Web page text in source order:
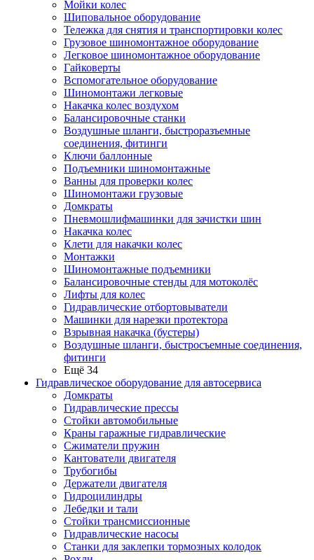
Мойки колес
Шиповальное оборудование
Тележка для снятия и транспортировки колес
Грузовое шиномонтажное оборудование
Легковое шиномонтажное оборудование
Гайковерты
Вспомогательное оборудование
Шиномонтажи легковые
Накачка колес воздухом
Балансировочные станки
Воздушные шланги, быстроразъемные
соединения, фитинги
Ключи баллонные
Подъемники шиномонтажные
Ванны для проверки колес
Шиномонтажи грузовые
Домкраты
Пневмошлифмашинки для зачистки шин
Накачка колес
Клети для накачки колес
Монтажки
Шиномонтажные подъемники
Балансировочные стенды для мотоколёс
Лифты для колес
Гидравлические отбортовыватели
Машинки для нарезки протектора
Взрывная накачка (бустеры)
Воздушные шланги, быстросъемные соединения,
фитинги
Ещё 34
Гидравлическое оборудование для автосервиса
Домкраты
Гидравлические прессы
Стойки автомобильные
Краны гаражные гидравлические
Сжиматели пружин
Кантователи двигателя
Трубогибы
Держатели двигателя
Гидроцилиндры
Лебедки и тали
Стойки трансмиссионные
Гидравлические насосы
Cтанки для заклепки тормозных колодок